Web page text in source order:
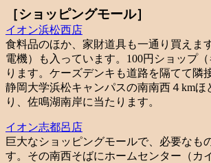
［ショッピングモール］
イオン浜松西店
食料品のほか、家財道具も一通り買えま
電機）も入っています。100円ショップ
ります。ケーズデンキも道路を隔てて隣
静岡大学浜松キャンパスの南南西４kmほ
り、佐鳴湖南岸に当たります。
イオン志都呂店
巨大なショッピングモールで、必要なも
す。その南西そばにホームセンター（カ